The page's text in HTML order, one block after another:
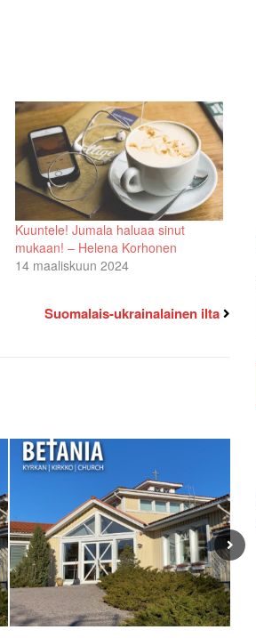
pienemmäksi.
Kuuntele! Jumala haluaa sinut
mukaan! – Helena Korhonen
14 maaliskuun 2024
Suomalais-ukrainalainen ilta